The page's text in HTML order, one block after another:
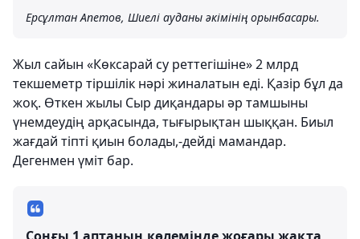
Ерсұлтан Апетов, Шиелі ауданы әкімінің орынбасары.
Жыл сайын «Көксарай су реттегішіне» 2 млрд
текшеметр тіршілік нәрі жиналатын еді. Қазір бұл да
жоқ. Өткен жылы Сыр диқандары әр тамшыны
үнемдеудің арқасында, тығырықтан шыққан. Биыл
жағдай тіпті қиын болады,-дейді мамандар.
Дегенмен үміт бар.
Соңғы 1 аптаның көлемінде жоғары жақта